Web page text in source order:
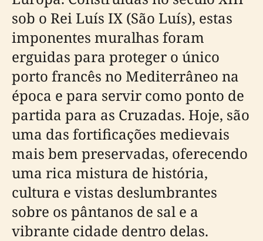
sob o Rei Luís IX (São Luís), estas
imponentes muralhas foram
erguidas para proteger o único
porto francês no Mediterrâneo na
época e para servir como ponto de
partida para as Cruzadas. Hoje, são
uma das fortificações medievais
mais bem preservadas, oferecendo
uma rica mistura de história,
cultura e vistas deslumbrantes
sobre os pântanos de sal e a
vibrante cidade dentro delas.